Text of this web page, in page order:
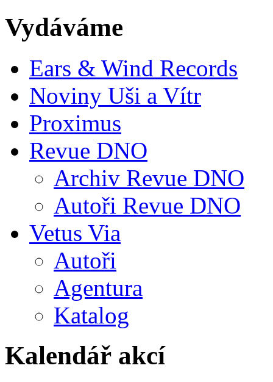
Vydáváme
Ears & Wind Records
Noviny Uši a Vítr
Proximus
Revue DNO
Archiv Revue DNO
Autoři Revue DNO
Vetus Via
Autoři
Agentura
Katalog
Kalendář akcí